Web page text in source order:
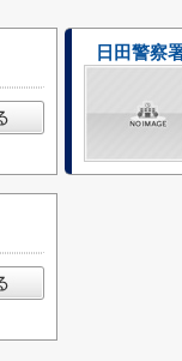
日田警察